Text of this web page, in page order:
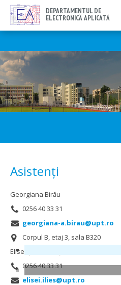
DEPARTAMENTUL DE
ELECTRONICĂ APLICATĂ
Asistenți
Georgiana Birău
0256 40 33 31
georgiana-a.birau@upt.ro
Corpul B, etaj 3, sala B320
Elisei-Ștefan Ilieș
0256 40 33 31
elisei.ilies@upt.ro